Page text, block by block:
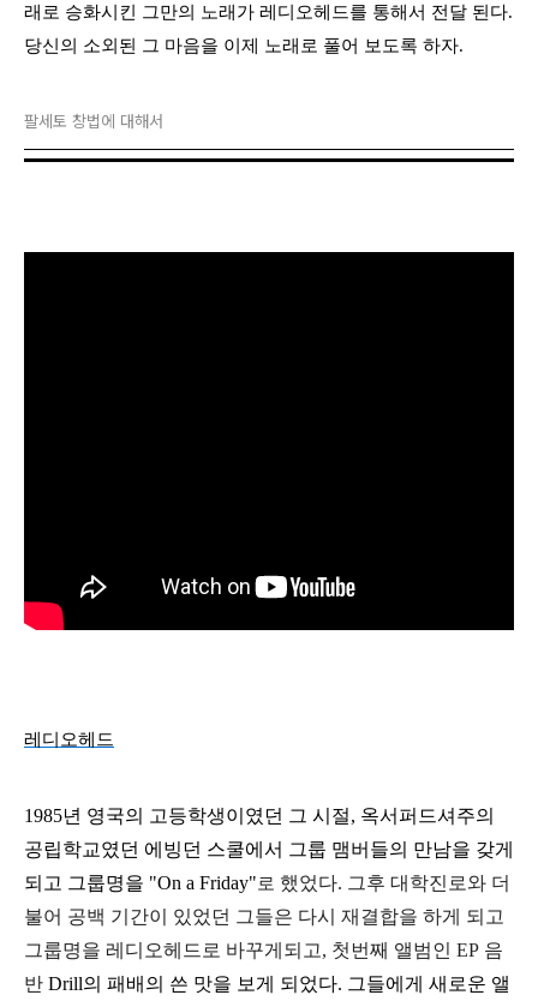
래로 승화시킨 그만의 노래가 레디오헤드를 통해서 전달 된다.
당신의 소외된 그 마음을 이제 노래로 풀어 보도록 하자.
팔세토 창법에 대해서
레디오헤드
1985년 영국의 고등학생이였던 그 시절, 옥서퍼드셔주의
공립학교였던 에빙던 스쿨에서 그룹 맴버들의 만남을 갖게
되고 그룹명을 "On a Friday"로 했었다. 그후 대학진로와 더
불어 공백 기간이 있었던 그들은 다시 재결합을 하게 되고
그룹명을 레디오헤드로 바꾸게되고, 첫번째 앨범인 EP 음
반 Drill의 패배의 쓴 맛을 보게 되었다. 그들에게 새로운 앨